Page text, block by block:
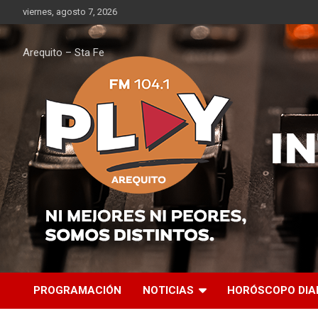
al
contenido
viernes, agosto 7, 2026
Arequito – Sta Fe
PROGRAMACIÓN NOTICIAS HORÓSCOPO